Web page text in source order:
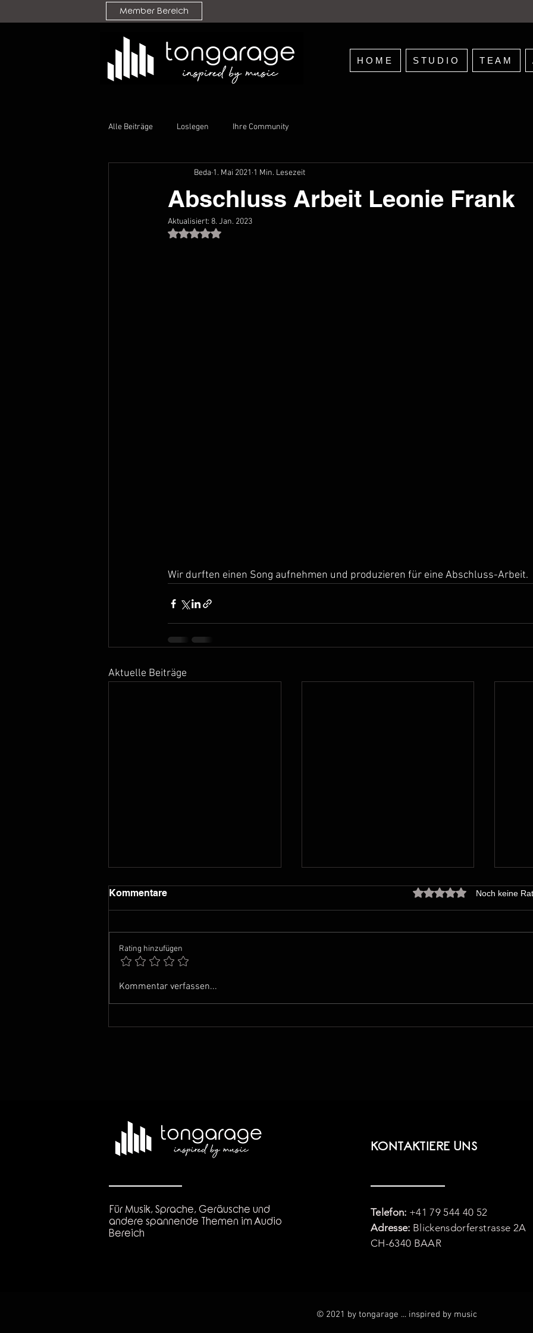
Member Bereich
HOME STUDIO TEAM
Alle Beiträge Loslegen Ihre Community
Abschluss Arbeit Leonie Frank
Beda 1. Mai 2021 1 Min. Lesezeit
Aktualisiert: 8. Jan. 2023
Mit NaN von 5 Sternen bewertet.
Wir durften einen Song aufnehmen und produzieren für eine Abschluss-Arbeit.
Aktuelle Beiträge
Musikschule Baar -
Kommentare Mit 0 von 5 Sternen
Noch keine
Rating hinzufügen
Kommentar verfassen...
Für Musik, Sprache, Geräusche und
andere spannende Themen im Audio
Bereich
KONTAKTIERE UNS
Telefon: +41 79 544 40 52
Adresse: Blickensdorferstrasse 2A
CH-6340 BAAR
© 2021 by tongarage ... inspired by music